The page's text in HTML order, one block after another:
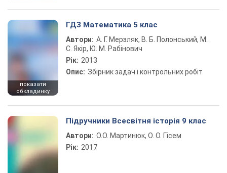
показати
обкладинку
ГДЗ Математика 5 клас
Автори: А. Г. Мерзляк, В. Б. Полонський, М.
С. Якір, Ю. М. Рабінович
Рік: 2013
Опис: Збірник задач і контрольних робіт
Підручники Всесвітня історія 9 клас
Автори: О.О. Мартинюк, О. О. Гісем
Рік: 2017